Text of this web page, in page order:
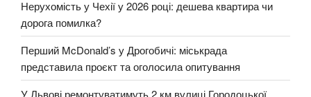
Нерухомість у Чехії у 2026 році: дешева квартира чи
дорога помилка?
Перший McDonald’s у Дрогобичі: міськрада
представила проєкт та оголосила опитування
У Львові ремонтуватимуть 2 км вулиці Городоцької